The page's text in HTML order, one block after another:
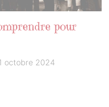
pour
octobre 2024